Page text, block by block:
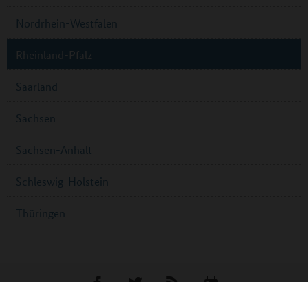
Nordrhein-Westfalen
Rheinland-Pfalz
Saarland
Sachsen
Sachsen-Anhalt
Schleswig-Holstein
Thüringen